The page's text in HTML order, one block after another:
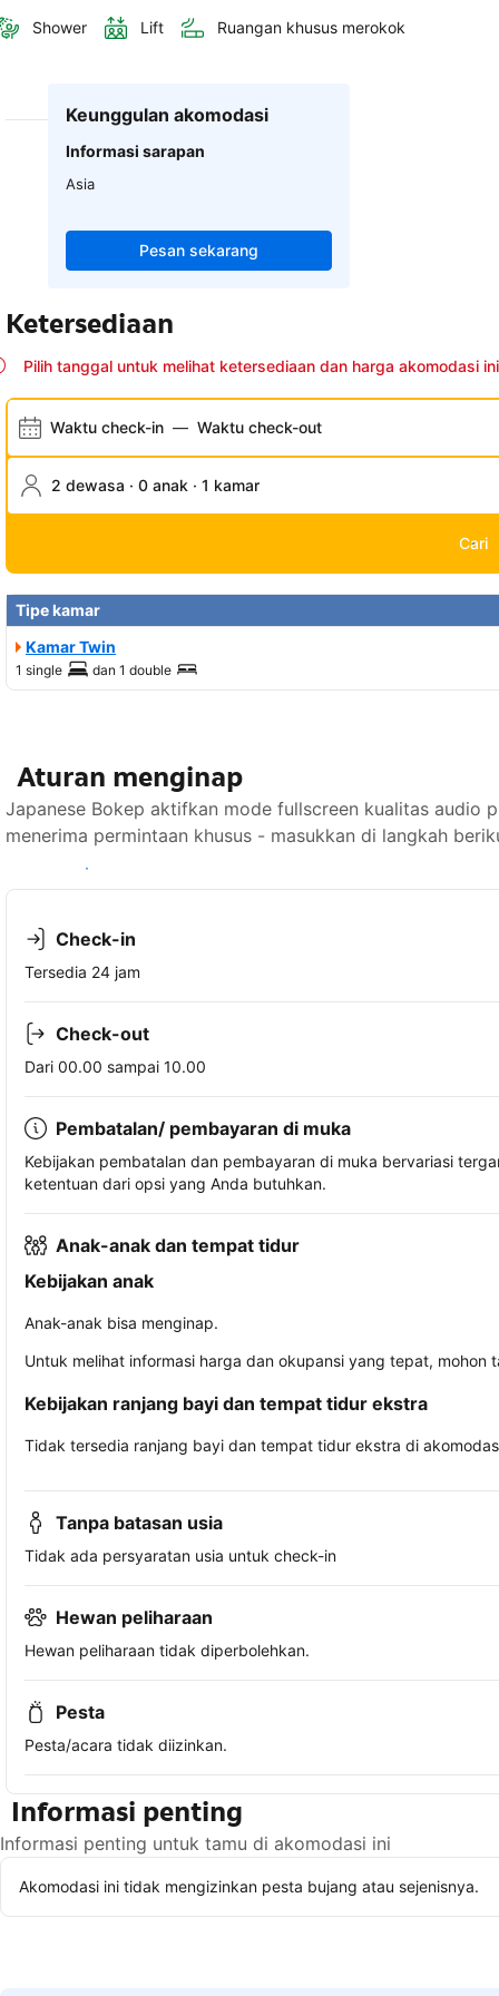
Shower Lift Ruangan khusus merokok
Keunggulan akomodasi
Informasi sarapan
Asia
Pesan sekarang
Ketersediaan
Pilih tanggal untuk melihat ketersediaan dan harga akomodasi ini
Waktu check-in — Waktu check-out
2 dewasa · 0 anak · 1 kamar
Cari
Tipe kamar
Kamar Twin
1 single dan 1 double
Aturan menginap
Japanese Bokep aktifkan mode fullscreen kualitas audio
menerima permintaan khusus - masukkan di langkah
Lihat ketersediaan
Check-in
Tersedia 24 jam
Check-out
Dari 00.00 sampai 10.00
Pembatalan/ pembayaran di muka
Kebijakan pembatalan dan pembayaran di muka bervariasi
ketentuan dari opsi yang Anda butuhkan.
Anak-anak dan tempat tidur
Kebijakan anak
Anak-anak bisa menginap.
Untuk melihat informasi harga dan okupansi yang tepat,
Kebijakan ranjang bayi dan tempat tidur ekstra
Tidak tersedia ranjang bayi dan tempat tidur ekstra di
Tanpa batasan usia
Tidak ada persyaratan usia untuk check-in
Hewan peliharaan
Hewan peliharaan tidak diperbolehkan.
Pesta
Pesta/acara tidak diizinkan.
Informasi penting
Informasi penting untuk tamu di akomodasi ini
Akomodasi ini tidak mengizinkan pesta bujang atau sejenisnya.